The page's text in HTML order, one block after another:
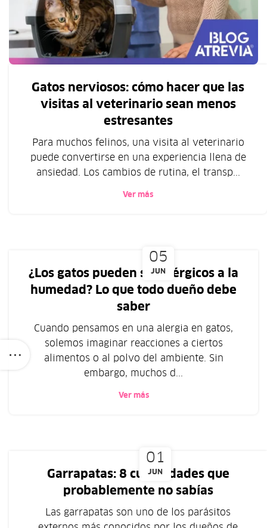
Gatos nerviosos: cómo hacer que las
visitas al veterinario sean menos
estresantes
Para muchos felinos, una visita al veterinario
puede convertirse en una experiencia llena de
ansiedad. Los cambios de rutina, el transp...
Ver más
05
JUN
¿Los gatos pueden ser alérgicos a la
humedad? Lo que todo dueño debe
saber
Cuando pensamos en una alergia en gatos,
solemos imaginar reacciones a ciertos
alimentos o al polvo del ambiente. Sin
embargo, muchos d...
Ver más
01
JUN
Garrapatas: 8 curiosidades que
probablemente no sabías
Las garrapatas son uno de los parásitos